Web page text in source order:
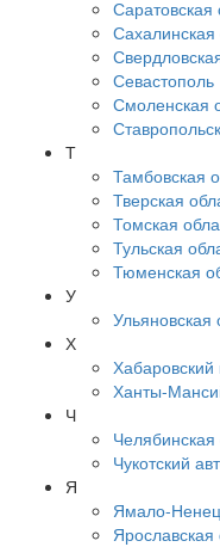
Саратовская
Сахалинская
Севастополь
Смоленская
Т
Тамбовская
Тверская
Томская
Тульская
Тюменская
У
Ульяновская
Х
Хабаровский
Ханты-
Ч
Челябинская
Чукотский
Я
Ямало-
Ярославская